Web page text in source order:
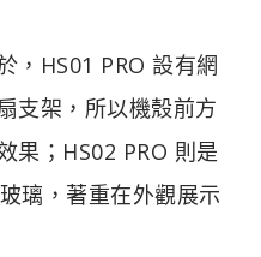
，HS01 PRO 設有網
支架，所以機殼前方
果；HS02 PRO 則是
璃，著重在外觀展示